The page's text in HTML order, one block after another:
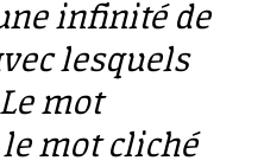
infinité de
lesquels
mot
mot cliché